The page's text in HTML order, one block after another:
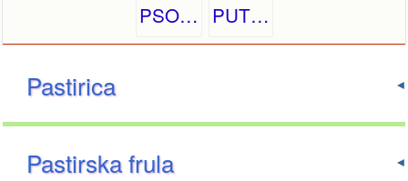
PSO… PUT…
Pastirica
Pastirska frula